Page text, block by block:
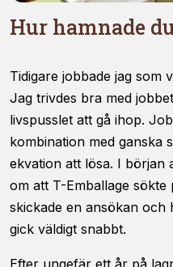
Hur hamnade
Tidigare jobbade jag som
Jag trivdes bra med
livspusslet att gå ihop.
kombination med ganska
ekvation att lösa. I början
om att T-Emballage
skickade en ansökan och
gick väldigt snabbt.
Efter ungefär ett år på